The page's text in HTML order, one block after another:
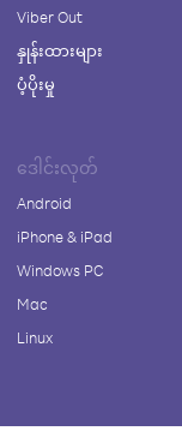
Viber Out
နှုန်းထားများ
ပံ့ပိုးမှု
ဒေါင်းလုတ်
Android
iPhone & iPad
Windows PC
Mac
Linux